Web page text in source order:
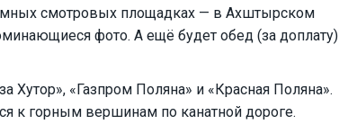
смотровых площадках — в Ахштырском
фото. А ещё будет обед (за доплату)
Хутор», «Газпром Поляна» и «Красная Поляна».
к горным вершинам по канатной дороге.